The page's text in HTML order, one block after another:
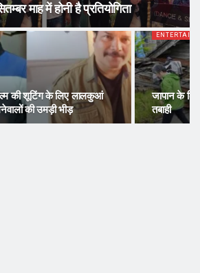
माह में होनी है प्रतियोगिता
की शूटिंग के लिए लालकुआं
की उमड़ी भीड़
जापान के
तबाही